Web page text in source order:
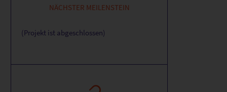
NÄCHSTER MEILENSTEIN
(Projekt ist abgeschlossen)